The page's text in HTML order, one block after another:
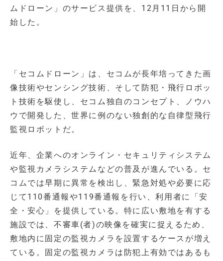
ムドローン」のサービス提供を、12月11日から開
始した。
「セコムドローン」は、セコムが長年培ってきた画
像技術やセンシング技術、そして防犯・飛行ロボッ
ト技術を駆使し、セコム独自のコンセプト、ノウハ
ウで開発した、世界に例のない独創的な自律型飛行
監視ロボットだ。
近年、企業へのオンライン・セキュリティシステム
や監視カメラシステムなどの普及が進んでいる。セ
コムでは早期に異常を検出し、緊急対処や必要に応
じて110番通報や119番通報を行い、利用者に「安
全・安心」を提供している。特に広い敷地を有する
施設では、不審車(者)の映像を確実に捉えるため、
敷地内に固定の監視カメラを設置するケースが増え
ている。固定の監視カメラは防犯上有効ではあるも